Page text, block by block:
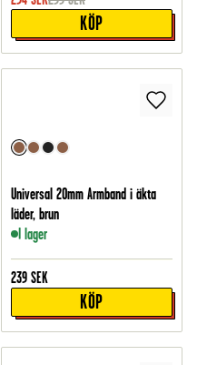
KÖP
Universal 20mm Armband i äkta
läder, brun
I lager
239 SEK
KÖP